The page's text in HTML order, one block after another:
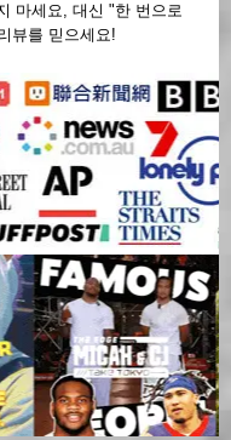
마세요, 대신 "한 번으로
뷰를 믿으세요!